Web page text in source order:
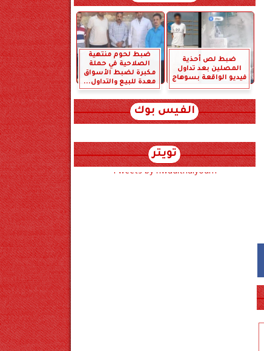
ضبط لص أحذية
المصلين بعد تداول
فيديو الواقعة بسوهاج
ضبط لحوم منتهية
الصلاحية في حملة
مكبرة لضبط الأسواق
معدة للبيع والتداول...
الفيس بوك
تويتر
Tweets by hwadithalyoum